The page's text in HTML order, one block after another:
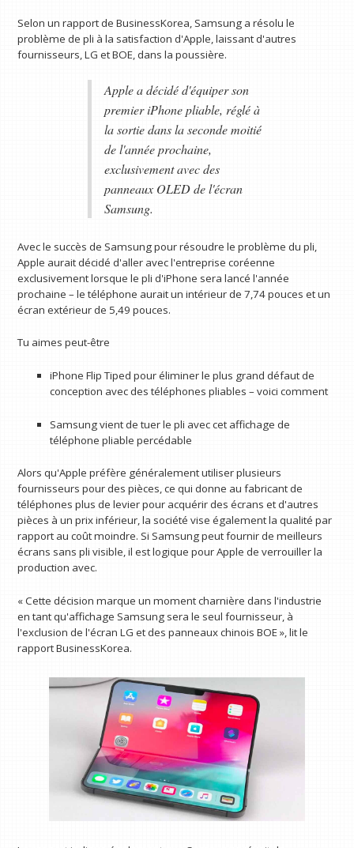
Selon un rapport de BusinessKorea, Samsung a résolu le
problème de pli à la satisfaction d'Apple, laissant d'autres
fournisseurs, LG et BOE, dans la poussière.
Apple a décidé d'équiper son
premier iPhone pliable, réglé à
la sortie dans la seconde moitié
de l'année prochaine,
exclusivement avec des
panneaux OLED de l'écran
Samsung.
Avec le succès de Samsung pour résoudre le problème du pli,
Apple aurait décidé d'aller avec l'entreprise coréenne
exclusivement lorsque le pli d'iPhone sera lancé l'année
prochaine – le téléphone aurait un intérieur de 7,74 pouces et un
écran extérieur de 5,49 pouces.
Tu aimes peut-être
iPhone Flip Tiped pour éliminer le plus grand défaut de
conception avec des téléphones pliables – voici comment
Samsung vient de tuer le pli avec cet affichage de
téléphone pliable percédable
Alors qu'Apple préfère généralement utiliser plusieurs
fournisseurs pour des pièces, ce qui donne au fabricant de
téléphones plus de levier pour acquérir des écrans et d'autres
pièces à un prix inférieur, la société vise également la qualité par
rapport au coût moindre. Si Samsung peut fournir de meilleurs
écrans sans pli visible, il est logique pour Apple de verrouiller la
production avec.
« Cette décision marque un moment charnière dans l'industrie
en tant qu'affichage Samsung sera le seul fournisseur, à
l'exclusion de l'écran LG et des panneaux chinois BOE », lit le
rapport BusinessKorea.